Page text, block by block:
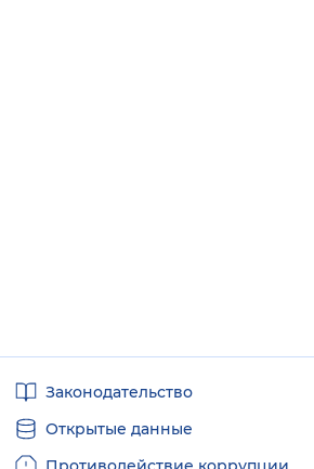
ссылкиЗаконодательство
Открытые данные